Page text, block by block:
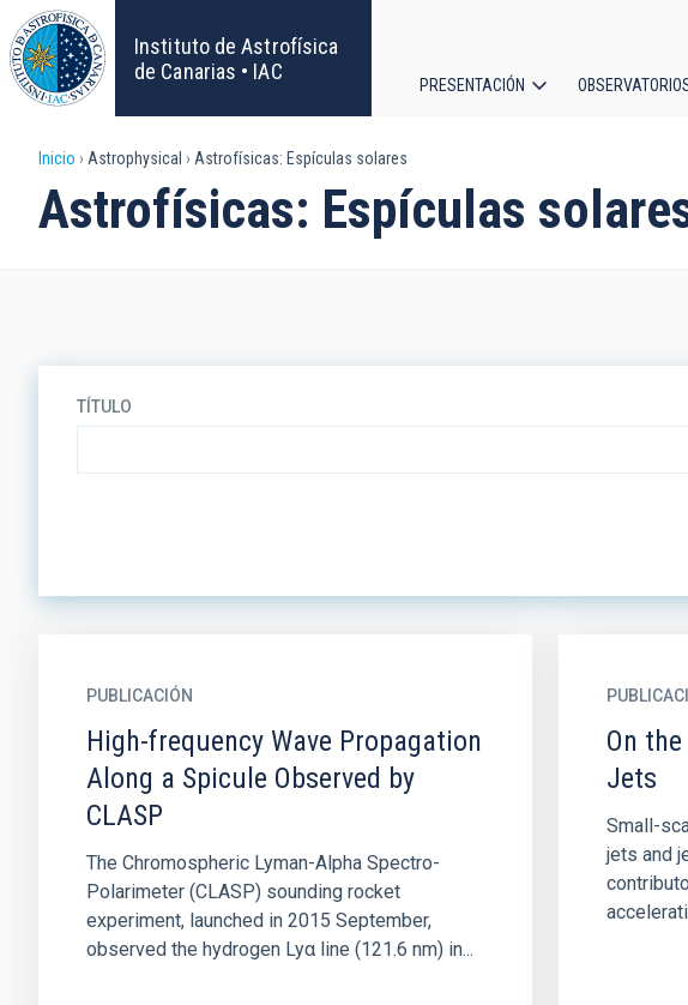
Pasar
al
contenido
principal
Instituto de Astrofísica
de Canarias • IAC
principal
PRESENTACIÓN
Sobrescribir
enlaces
Inicio Astrophysical Astrofísicas: Espículas solares
Astrofísicas: Espículas
TÍTULO
PUBLICACIÓN
High-frequency Wave Propagation
Along a Spicule Observed by
CLASP
The Chromospheric Lyman-Alpha Spectro-
Polarimeter (CLASP) sounding rocket
experiment, launched in 2015 September,
observed the hydrogen Lyα line (121.6 nm) in...
On
Jets
Small-
jets and